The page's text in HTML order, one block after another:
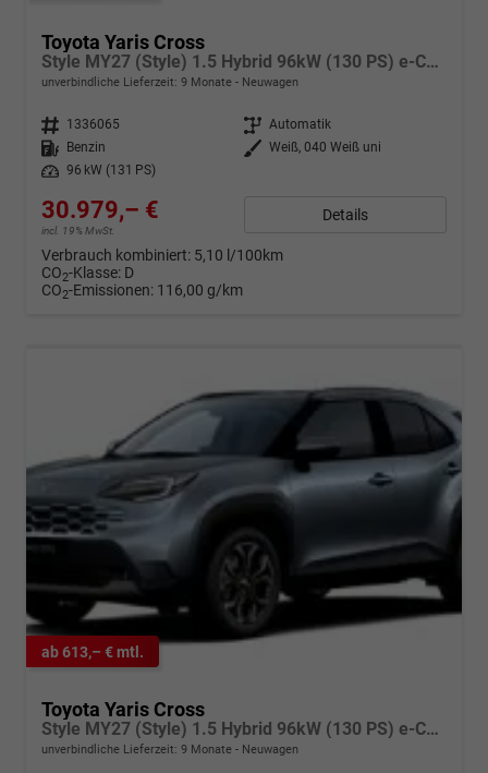
Toyota Yaris Cross
Style MY27 (Style) 1.5 Hybrid 96kW (130 PS) e-CVT 4x4
unverbindliche Lieferzeit: 9 Monate Neuwagen
Fahrzeugnr. 1336065 Getriebe Automatik
Kraftstoff
Benzin Außenfarbe Weiß, 040 Weiß uni
Leistung
96 kW (131 PS)
30.979,– €
incl. 19% MwSt.
Details
Verbrauch kombiniert: 5,10 l/100km
CO2-Klasse: D
CO2-Emissionen: 116,00 g/km
ab 613,– € mtl.
Toyota Yaris Cross
Style MY27 (Style) 1.5 Hybrid 96kW (130 PS) e-CVT 4x4
unverbindliche Lieferzeit: 9 Monate Neuwagen